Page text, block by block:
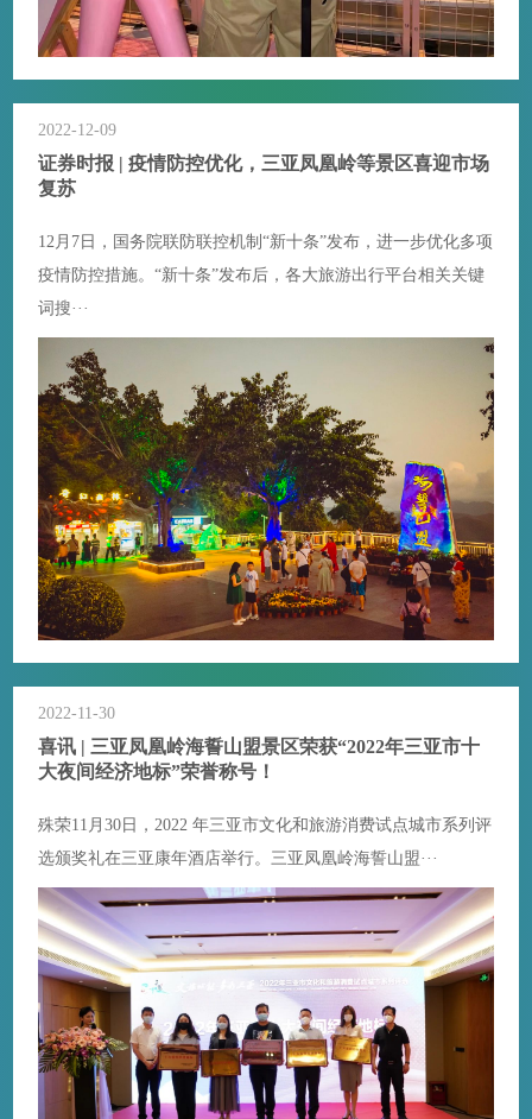
2022-12-09
证券时报 | 疫情防控优化，三亚凤凰岭等景区喜迎市场
复苏
12月7日，国务院联防联控机制“新十条”发布，进一步优化多项
疫情防控措施。“新十条”发布后，各大旅游出行平台相关关键
词搜···
2022-11-30
喜讯 | 三亚凤凰岭海誓山盟景区荣获“2022年三亚市十
大夜间经济地标”荣誉称号！
殊荣11月30日，2022 年三亚市文化和旅游消费试点城市系列评
选颁奖礼在三亚康年酒店举行。三亚凤凰岭海誓山盟···